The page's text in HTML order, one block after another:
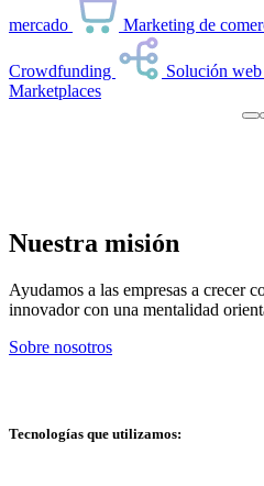
mercado Marketing de
Crowdfunding
Solución
Marketplaces
Nuestra misión
Ayudamos a las empresas a crecer
innovador con una mentalidad
Sobre nosotros
Tecnologías que utilizamos: